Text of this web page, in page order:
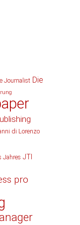
Journalist Die
di Lorenzo
Jahres JTI
pro